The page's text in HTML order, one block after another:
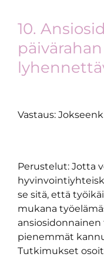
10.
Vastaus:
Perustelut: Jotta
se sitä, että
mukana
pienemmät
Tutkimukset